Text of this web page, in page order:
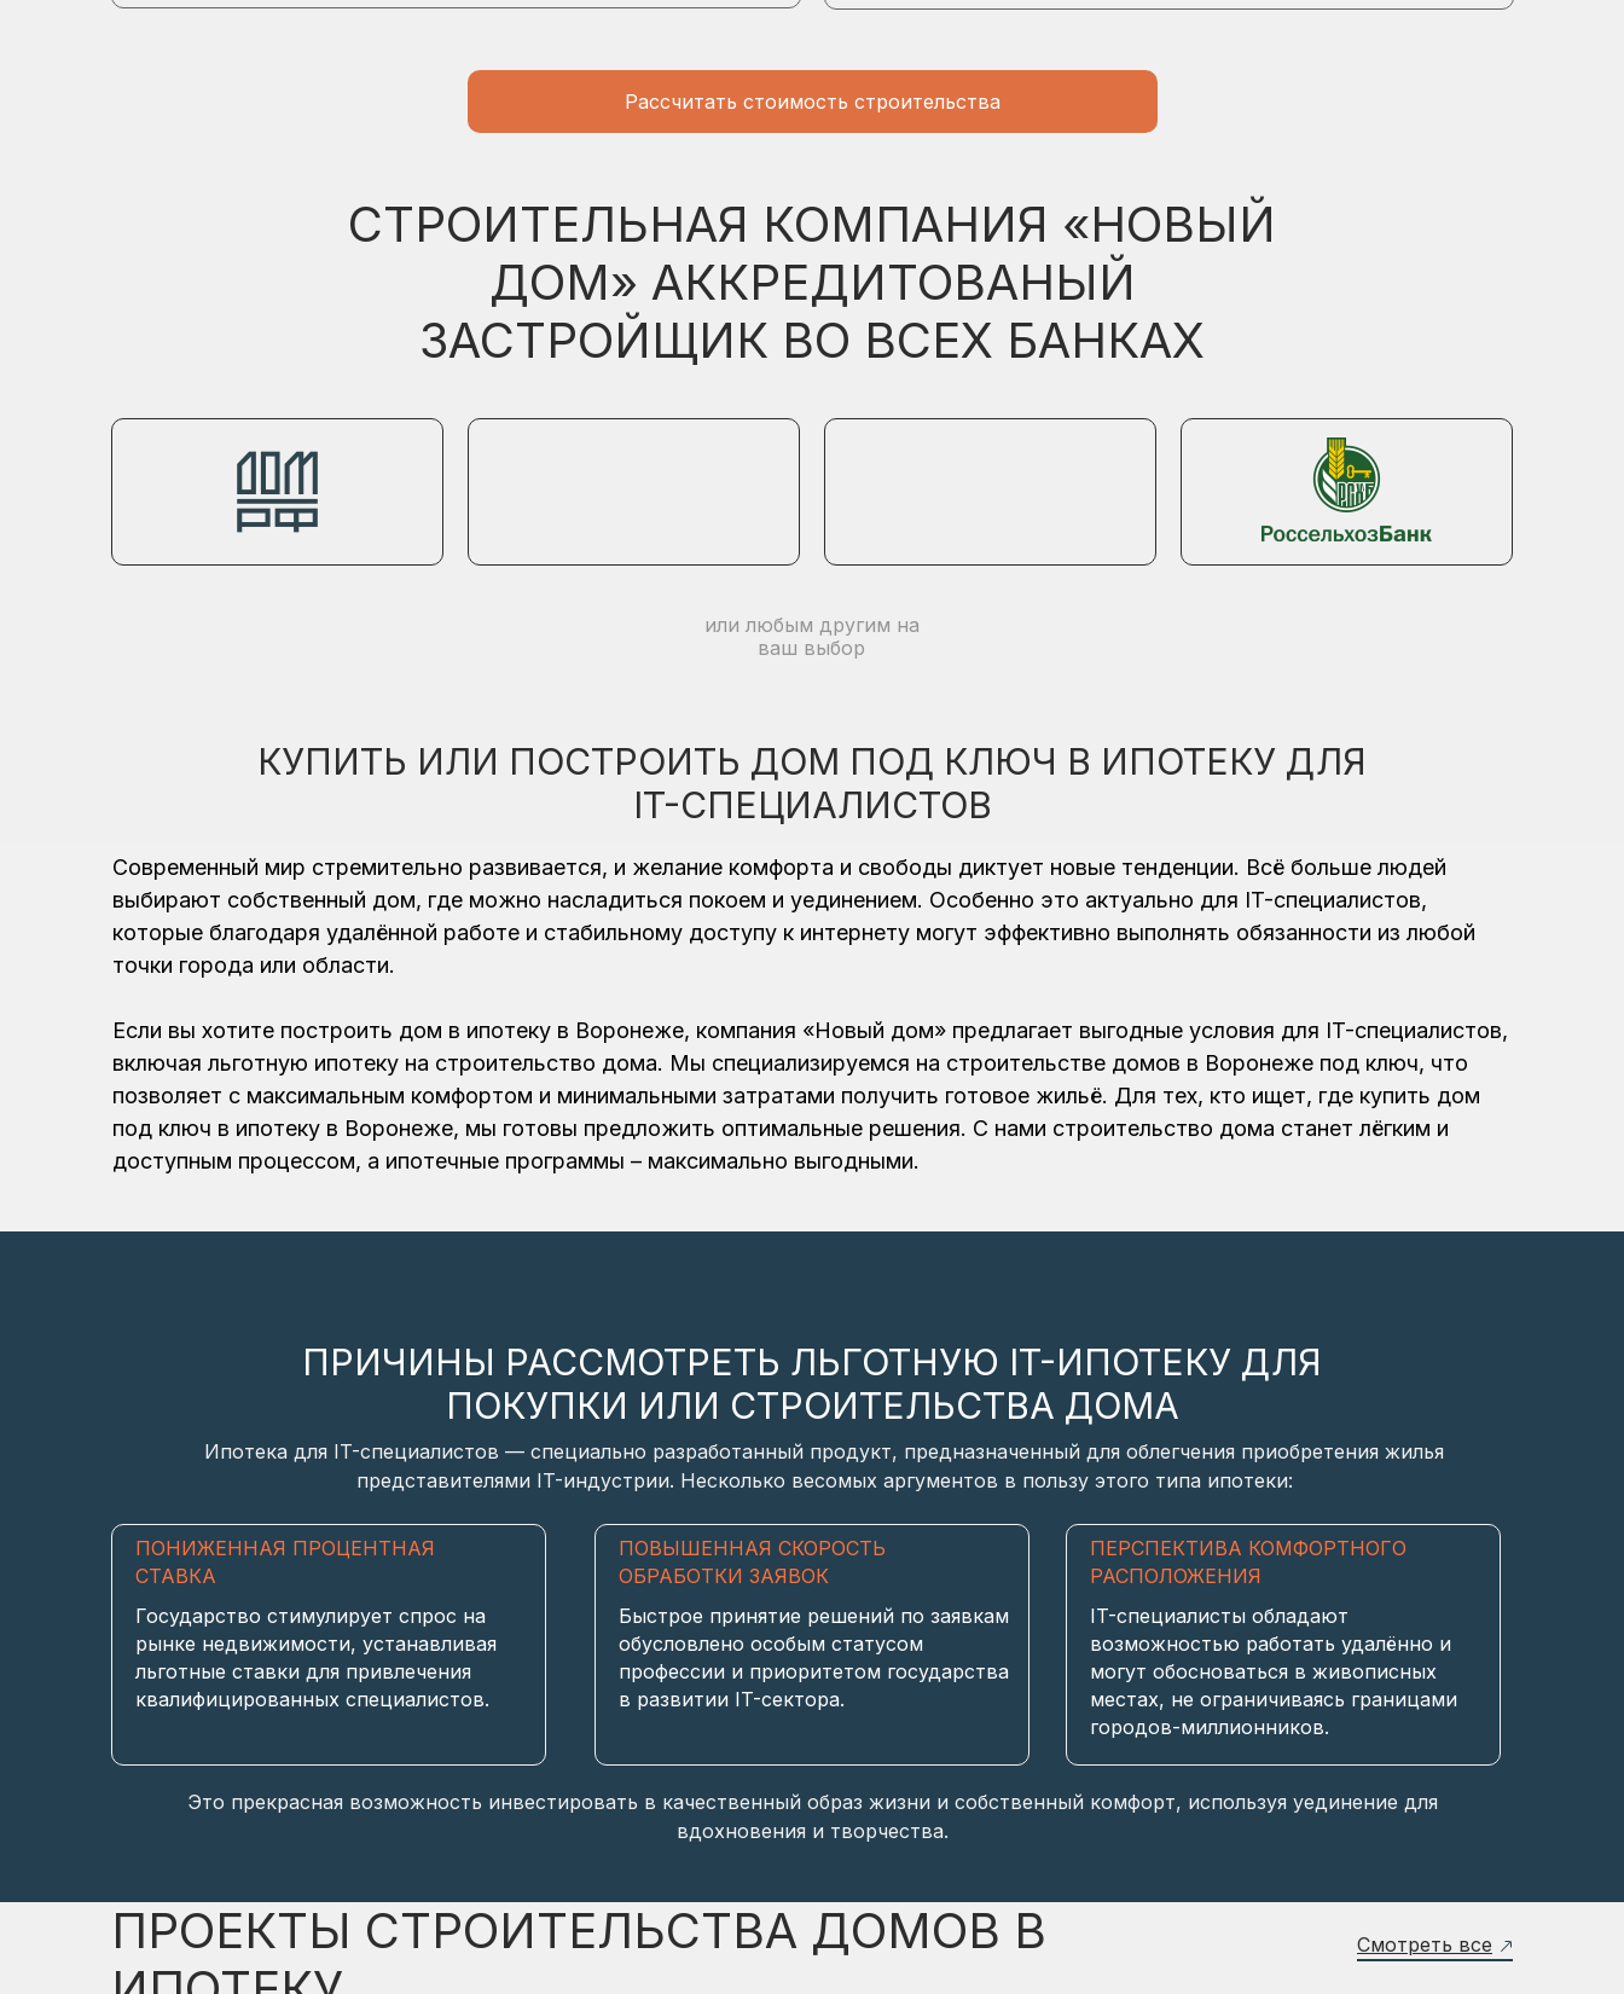
Рассчитать стоимость строительства
СТРОИТЕЛЬНАЯ КОМПАНИЯ «НОВЫЙ
ДОМ» АККРЕДИТОВАНЫЙ
ЗАСТРОЙЩИК ВО ВСЕХ БАНКАХ
или любым другим на
ваш выбор
КУПИТЬ ИЛИ ПОСТРОИТЬ ДОМ ПОД КЛЮЧ В ИПОТЕКУ ДЛЯ
IT-СПЕЦИАЛИСТОВ
Современный мир стремительно развивается, и желание комфорта и свободы диктует новые тенденции. Всё больше людей
выбирают собственный дом, где можно насладиться покоем и уединением. Особенно это актуально для IT-специалистов,
которые благодаря удалённой работе и стабильному доступу к интернету могут эффективно выполнять обязанности из любой
точки города или области.
Если вы хотите построить дом в ипотеку в Воронеже, компания «Новый дом» предлагает выгодные условия для IT-специалистов,
включая льготную ипотеку на строительство дома. Мы специализируемся на строительстве домов в Воронеже под ключ, что
позволяет с максимальным комфортом и минимальными затратами получить готовое жильё. Для тех, кто ищет, где купить дом
под ключ в ипотеку в Воронеже, мы готовы предложить оптимальные решения. С нами строительство дома станет лёгким и
доступным процессом, а ипотечные программы – максимально выгодными.
Ипотека для IT-специалистов — специально разработанный продукт, предназначенный для облегчения приобретения жилья
представителями IT-индустрии. Несколько весомых аргументов в пользу этого типа ипотеки:
ПОВЫШЕННАЯ СКОРОСТЬ
ОБРАБОТКИ ЗАЯВОК
ПРИЧИНЫ РАССМОТРЕТЬ ЛЬГОТНУЮ IT-ИПОТЕКУ ДЛЯ
ПОКУПКИ ИЛИ СТРОИТЕЛЬСТВА ДОМА
Государство стимулирует спрос на
рынке недвижимости, устанавливая
льготные ставки для привлечения
квалифицированных специалистов.
ПОНИЖЕННАЯ ПРОЦЕНТНАЯ
СТАВКА
Быстрое принятие решений по заявкам
обусловлено особым статусом
профессии и приоритетом государства
в развитии IT-сектора.
IT-специалисты обладают
возможностью работать удалённо и
могут обосноваться в живописных
местах, не ограничиваясь границами
городов-миллионников.
ПЕРСПЕКТИВА КОМФОРТНОГО
РАСПОЛОЖЕНИЯ
Это прекрасная возможность инвестировать в качественный образ жизни и собственный комфорт, используя уединение для
вдохновения и творчества.
ПРОЕКТЫ СТРОИТЕЛЬСТВА ДОМОВ В
Смотреть все